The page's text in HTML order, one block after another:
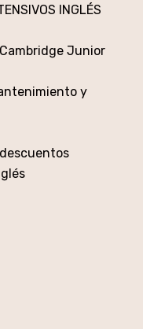
INGLÉS
Junior
y